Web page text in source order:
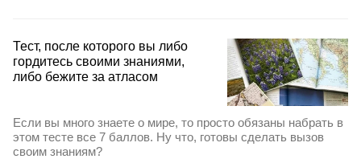
Тест, после которого вы либо
гордитесь своими знаниями,
либо бежите за атласом
Если вы много знаете о мире, то просто обязаны набрать в
этом тесте все 7 баллов. Ну что, готовы сделать вызов
своим знаниям?